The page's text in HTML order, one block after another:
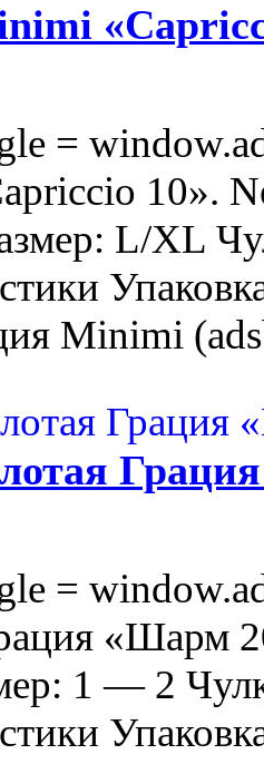
=
10».
L/XL
Minimi
=
«Шарм
1 — 2